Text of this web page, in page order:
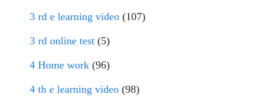
3 rd e learning video (107)
3 rd online test (5)
4 Home work (96)
4 th e learning video (98)